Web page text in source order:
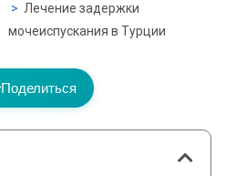
Лечение задержки
мочеиспускания в Турции
Поделиться